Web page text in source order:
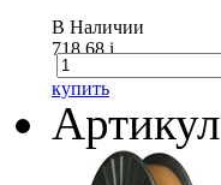
В Наличии
718.68i
купить